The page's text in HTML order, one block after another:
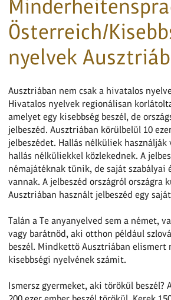
Österreich/
nyelvek
Ausztriában nem csak a hivatalos
Hivatalos nyelvek regionálisan
amelyet egy kisebbség beszél, de
jelbeszéd. Ausztriában körülbelül 10
jelbeszédet. Hallás nélküliek használják
hallás nélküliekkel közlekednek. A
némajátéknak tünik, de saját szabályai
vannak. A jelbeszéd országról országra
Ausztriában használt jelbeszéd egy
Talán a Te anyanyelved sem a német,
vagy barátnöd, aki otthon például
beszél. Mindkettö Ausztriában elismert
kisebbségi nyelvének számit.
Ismersz gyermeket, aki törökül beszél?